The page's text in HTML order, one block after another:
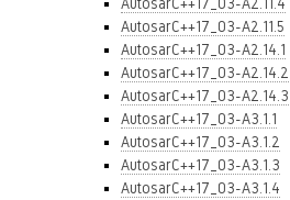
AutosarC++17_03-A2.11.5
AutosarC++17_03-A2.14.1
AutosarC++17_03-A2.14.2
AutosarC++17_03-A2.14.3
AutosarC++17_03-A3.1.1
AutosarC++17_03-A3.1.2
AutosarC++17_03-A3.1.3
AutosarC++17_03-A3.1.4